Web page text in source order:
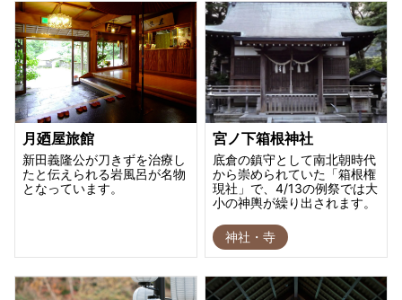
月廼屋旅館
新田義隆公が刀きずを治療し
たと伝えられる岩風呂が名物
となっています。
宮ノ下箱根神社
底倉の鎮守として南北朝時代
から崇められていた「箱根権
現社」で、4/13の例祭では大
小の神輿が繰り出されます。
神社・寺